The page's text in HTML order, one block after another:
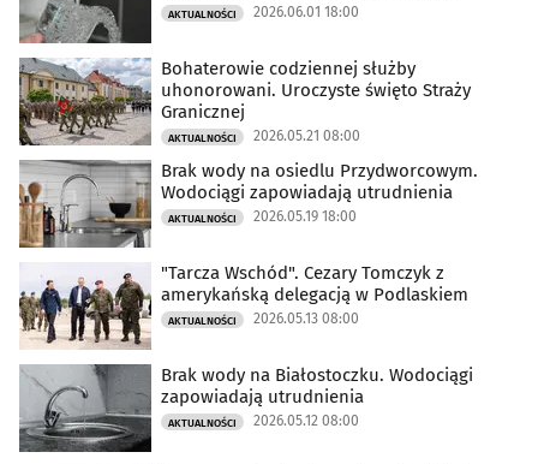
AKTUALNOŚCI 2026.06.01 18:00
Bohaterowie codziennej służby
uhonorowani. Uroczyste święto Straży
Granicznej
AKTUALNOŚCI 2026.05.21 08:00
Brak wody na osiedlu Przydworcowym.
Wodociągi zapowiadają utrudnienia
AKTUALNOŚCI 2026.05.19 18:00
"Tarcza Wschód". Cezary Tomczyk z
amerykańską delegacją w Podlaskiem
AKTUALNOŚCI 2026.05.13 08:00
Brak wody na Białostoczku. Wodociągi
zapowiadają utrudnienia
AKTUALNOŚCI 2026.05.12 08:00